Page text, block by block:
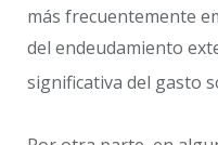
más frecuentemente
del endeudamiento
significativa del gasto